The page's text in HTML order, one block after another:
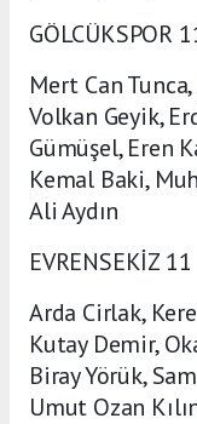
GÖLCÜKSPOR
Mert Can
Volkan Geyik,
Gümüşel, Eren
Kemal Baki,
Ali Aydın
EVRENSEKİZ 11
Arda Cirlak,
Kutay Demir,
Biray Yörük,
Umut Ozan